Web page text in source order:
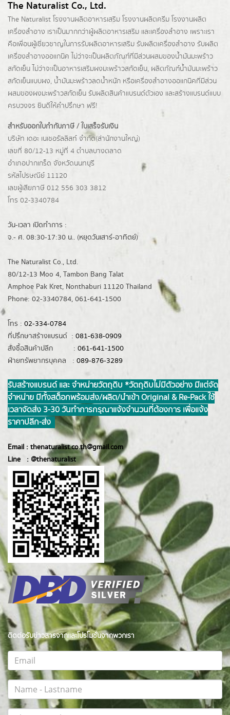
The Naturalist Co., Ltd.
The Naturalist โรงงานผลิตอาหารเสริม โรงงานผลิตครีม โรงงานผลิต
เครื่องสำอาง เราเป็นมากกว่าผู้ผลิตอาหารเสริม และเครื่องสำอาง เพราะเรา
คือเพื่อนผู้เชี่ยวชาญในการรับผลิตอาหารเสริม รับผลิตเครื่องสำอาง รับผลิต
เครื่องสำอางออแกนิค ไม่ว่าจะเป็นผลิตภัณฑ์ที่มีส่วนผสมของน้ำมันมะพร้าว
สกัดเย็น ไม่ว่าจะเป็นอาหารเสริมผงมะพร้าวสกัดเย็น, ผลิตภัณฑ์น้ำมันมะพร้าว
สกัดเย็นแบบผง, น้ำมันมะพร้าวลดน้ำหนัก หรือเครื่องสำอางออแกนิคที่มีส่วน
ผสมของผงมะพร้าวสกัดเย็น รับผลิตสินค้าแบรนด์ตัวเอง และสร้างแบรนด์แบบ
ครบวงจร ยินดีให้คำปรึกษา ฟรี!
สำหรับออกใบกำกับภาษี / ใบเสร็จรับเงิน
บริษัท เดอะ เนเชอรัลลิสท์ จำกัด(ส่านักงานใหญ่)
เลขที่ 80/12-13 หมู่ที่ 4 ตำบลบางตลาด
อำเภอปากเกร็ด จังหวัดนนทบุรี
รหัสไปรษณีย์ 11120
เลขผู้เสียภาษี 012 556 303 3812
โทร 02-3340784
วัน-เวลา เปิดทำการ :
จ.- ศ. 08:30-17:30 น.. (หยุดวันเสาร์-อาทิตย์)
The Naturalist Co., Ltd.
80/12-13 Moo 4, Tambon Bang Talat
Amphoe Pak Kret, Nonthaburi 11120 Thailand
Phone: 02-3340784, 061-641-1500
โทร : 02-334-0784
ที่ปรึกษาสร้างแบรนด์ : 081-638-0909
สั่งซื้อสินค้าปลีก : 061-641-1500
ฝ่ายทรัพยากรบุคคล : 089-876-3289
รับสร้างแบรนด์ และ จำหน่ายวัตถุดิบ *วัตถุดิบไม่มีตัวอย่าง มีแต่จัด
จำหน่าย มีทั้งสต็อกพร้อมส่ง/ผลิต/นำเข้า Original & Re-Pack ใช้
เวลาจัดส่ง 3-30 วันทำการ กรุณาแจ้งจำนวนที่ต้องการ เพื่อแจ้ง
ราคาปลีก-ส่ง
Email : thenaturalist.co.th@gmail.com
Line : @thenaturalist
ติดต่อรับข่าวสารจากและโปรโมชั่นจากพวกเรา